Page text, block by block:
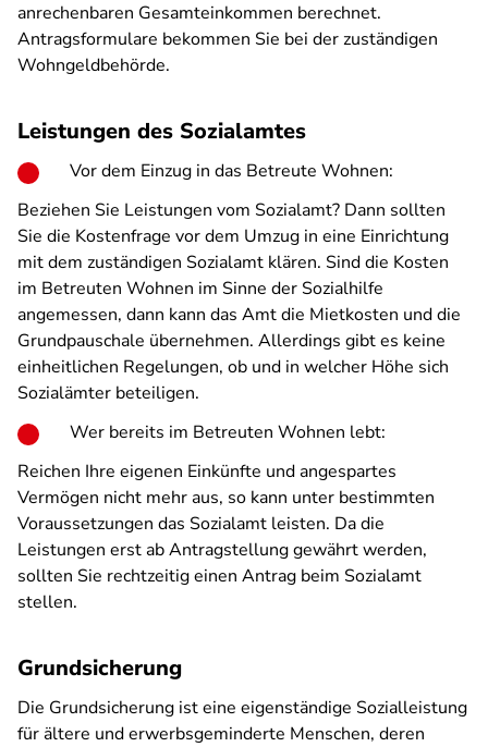
anrechenbaren Gesamteinkommen berechnet.
Antragsformulare bekommen Sie bei der zuständigen
Wohngeldbehörde.
Leistungen des Sozialamtes
Vor dem Einzug in das Betreute Wohnen:
Beziehen Sie Leistungen vom Sozialamt? Dann sollten
Sie die Kostenfrage vor dem Umzug in eine Einrichtung
mit dem zuständigen Sozialamt klären. Sind die Kosten
im Betreuten Wohnen im Sinne der Sozialhilfe
angemessen, dann kann das Amt die Mietkosten und die
Grundpauschale übernehmen. Allerdings gibt es keine
einheitlichen Regelungen, ob und in welcher Höhe sich
Sozialämter beteiligen.
Wer bereits im Betreuten Wohnen lebt:
Reichen Ihre eigenen Einkünfte und angespartes
Vermögen nicht mehr aus, so kann unter bestimmten
Voraussetzungen das Sozialamt leisten. Da die
Leistungen erst ab Antragstellung gewährt werden,
sollten Sie rechtzeitig einen Antrag beim Sozialamt
stellen.
Grundsicherung
Die Grundsicherung ist eine eigenständige Sozialleistung
für ältere und erwerbsgeminderte Menschen, deren